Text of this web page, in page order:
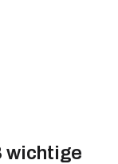
wichtige